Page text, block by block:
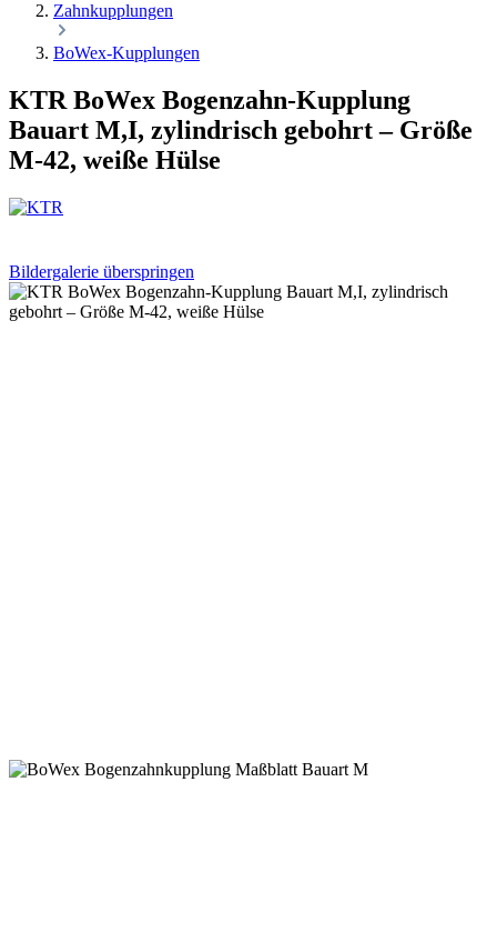
Zahnkupplungen
BoWex-Kupplungen
KTR BoWex Bogenzahn-Kupplung
Bauart M,I, zylindrisch gebohrt – Größe
M-42, weiße Hülse
Bildergalerie überspringen